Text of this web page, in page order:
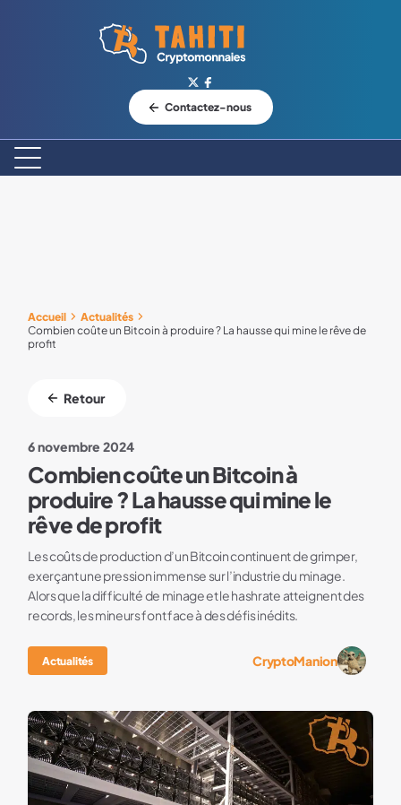
Logo Tahiti-Cryptomonnaies.com
Contactez-nous
Accueil
Actualités
Combien coûte un Bitcoin à produire ? La hausse qui mine le rêve de
profit
Retour
6 novembre 2024
Combien coûte un Bitcoin à
produire ? La hausse qui mine le
rêve de profit
Les coûts de production d’un Bitcoin continuent de grimper,
exerçant une pression immense sur l’industrie du minage.
Alors que la difficulté de minage et le hashrate atteignent des
records, les mineurs font face à des défis inédits.
Actualités CryptoManion